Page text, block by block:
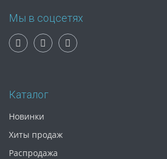
Мы в соцсетях
Каталог
Новинки
Хиты продаж
Распродажа